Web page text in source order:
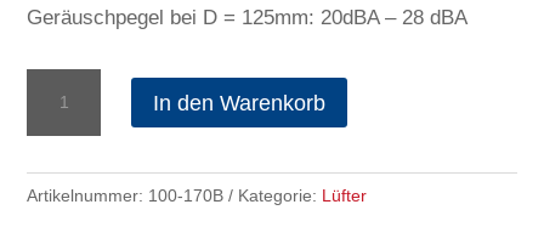
Geräuschpegel bei D = 125mm: 20dBA – 28 dBA
inWave
Ø
100/125
mm
In den Warenkorb
Artikelnummer: 100-170B Kategorie: Lüfter